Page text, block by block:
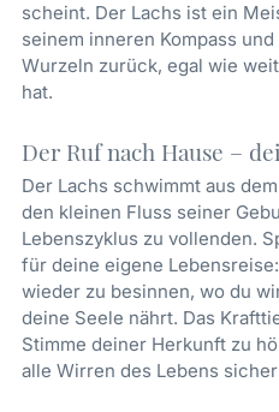
scheint. Der Lachs ist ein
seinem inneren Kompass
Wurzeln zurück, egal wie
hat.
Der Ruf nach Hause –
Der Lachs schwimmt aus
den kleinen Fluss seiner
Lebenszyklus zu vollenden.
für deine eigene
wieder zu besinnen, wo du
deine Seele nährt. Das
Stimme deiner Herkunft zu
alle Wirren des Lebens